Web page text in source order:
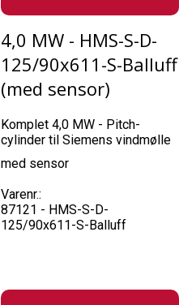
4,0 MW - HMS-S-D-
125/90x611-S-Balluff
(med sensor)
Komplet 4,0 MW - Pitch-
cylinder til Siemens vindmølle
med sensor
Varenr.:
87121 - HMS-S-D-
125/90x611-S-Balluff